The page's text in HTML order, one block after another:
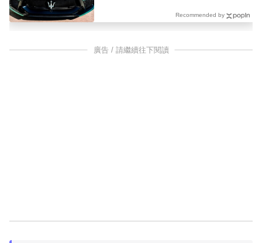
Recommended by
廣告 / 請繼續往下閱讀